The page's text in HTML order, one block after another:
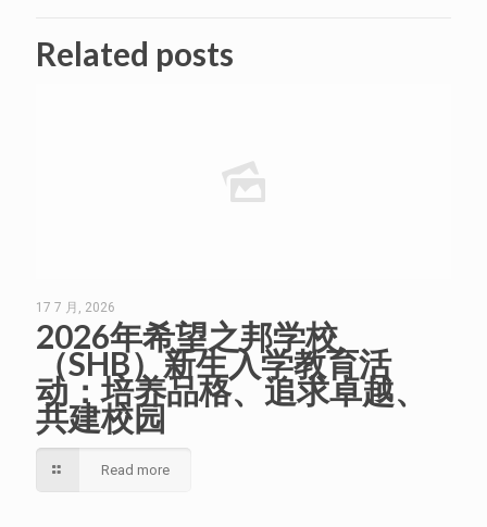
Related posts
17 7 月, 2026
2026年希望之邦学校
（SHB）新生入学教育活
动：培养品格、追求卓越、
共建校园
Read more